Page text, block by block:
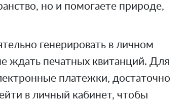
но и помогаете природе,
генерировать в личном
ждать печатных квитанций. Для
платежки, достаточно
в личный кабинет, чтобы